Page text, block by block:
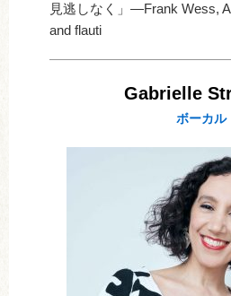
見逃しなく」―Frank Wess,
and flauti
Gabrielle
ボーカル